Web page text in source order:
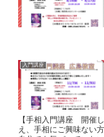
入門講座
【手相入門講座 開催
え、手相にご興味ない